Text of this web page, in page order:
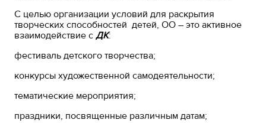
С целью организации условий для раскрытия
творческих способностей детей, ОО – это активное
взаимодействие сДК:
фестиваль детского творчества;
конкурсы художественной самодеятельности;
тематические мероприятия;
праздники, посвященные различным датам;